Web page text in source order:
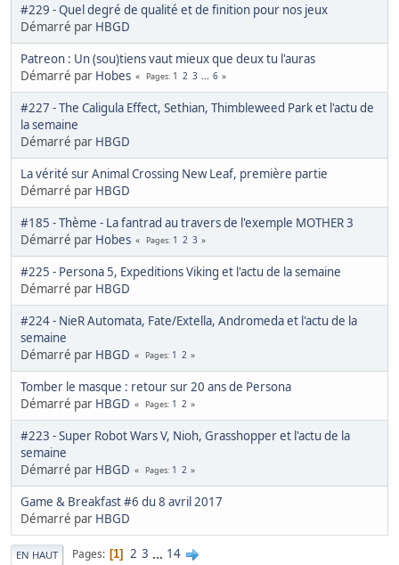
#229 - Quel degré de qualité et de finition pour nos jeux
Démarré par HBGD
Patreon : Un (sou)tiens vaut mieux que deux tu l'auras
Démarré par Hobes Pages 1 2 3 ... 6
#227 - The Caligula Effect, Sethian, Thimbleweed Park et l'actu de
la semaine
Démarré par HBGD
La vérité sur Animal Crossing New Leaf, première partie
Démarré par HBGD
#185 - Thème - La fantrad au travers de l'exemple MOTHER 3
Démarré par Hobes Pages 1 2 3
#225 - Persona 5, Expeditions Viking et l'actu de la semaine
Démarré par HBGD
#224 - NieR Automata, Fate/Extella, Andromeda et l'actu de la
semaine
Démarré par HBGD Pages 1 2
Tomber le masque : retour sur 20 ans de Persona
Démarré par HBGD Pages 1 2
#223 - Super Robot Wars V, Nioh, Grasshopper et l'actu de la
semaine
Démarré par HBGD Pages 1 2
Game & Breakfast #6 du 8 avril 2017
Démarré par HBGD
EN HAUT Pages 1 2 3 ... 14